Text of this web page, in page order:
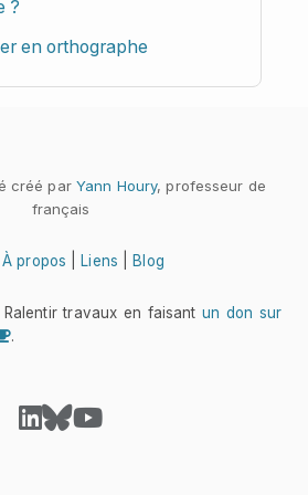
mois
?
en orthographe
créé par Yann Houry, professeur de
français
À propos Liens Blog
travaux en faisant un don sur
.